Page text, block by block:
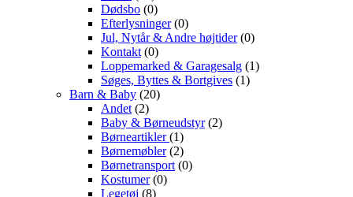
Dødsbo (0)
Efterlysninger(0)
Jul, Nytår & Andre højtider(0)
Kontakt (0)
Loppemarked & Garagesalg (1)
Søges, Byttes & Bortgives (1)
Barn & Baby (20)
Andet (2)
Baby & Børneudstyr(2)
Børneartikler(1)
Børnemøbler(2)
Børnetransport (0)
Kostumer(0)
Legetøj (8)